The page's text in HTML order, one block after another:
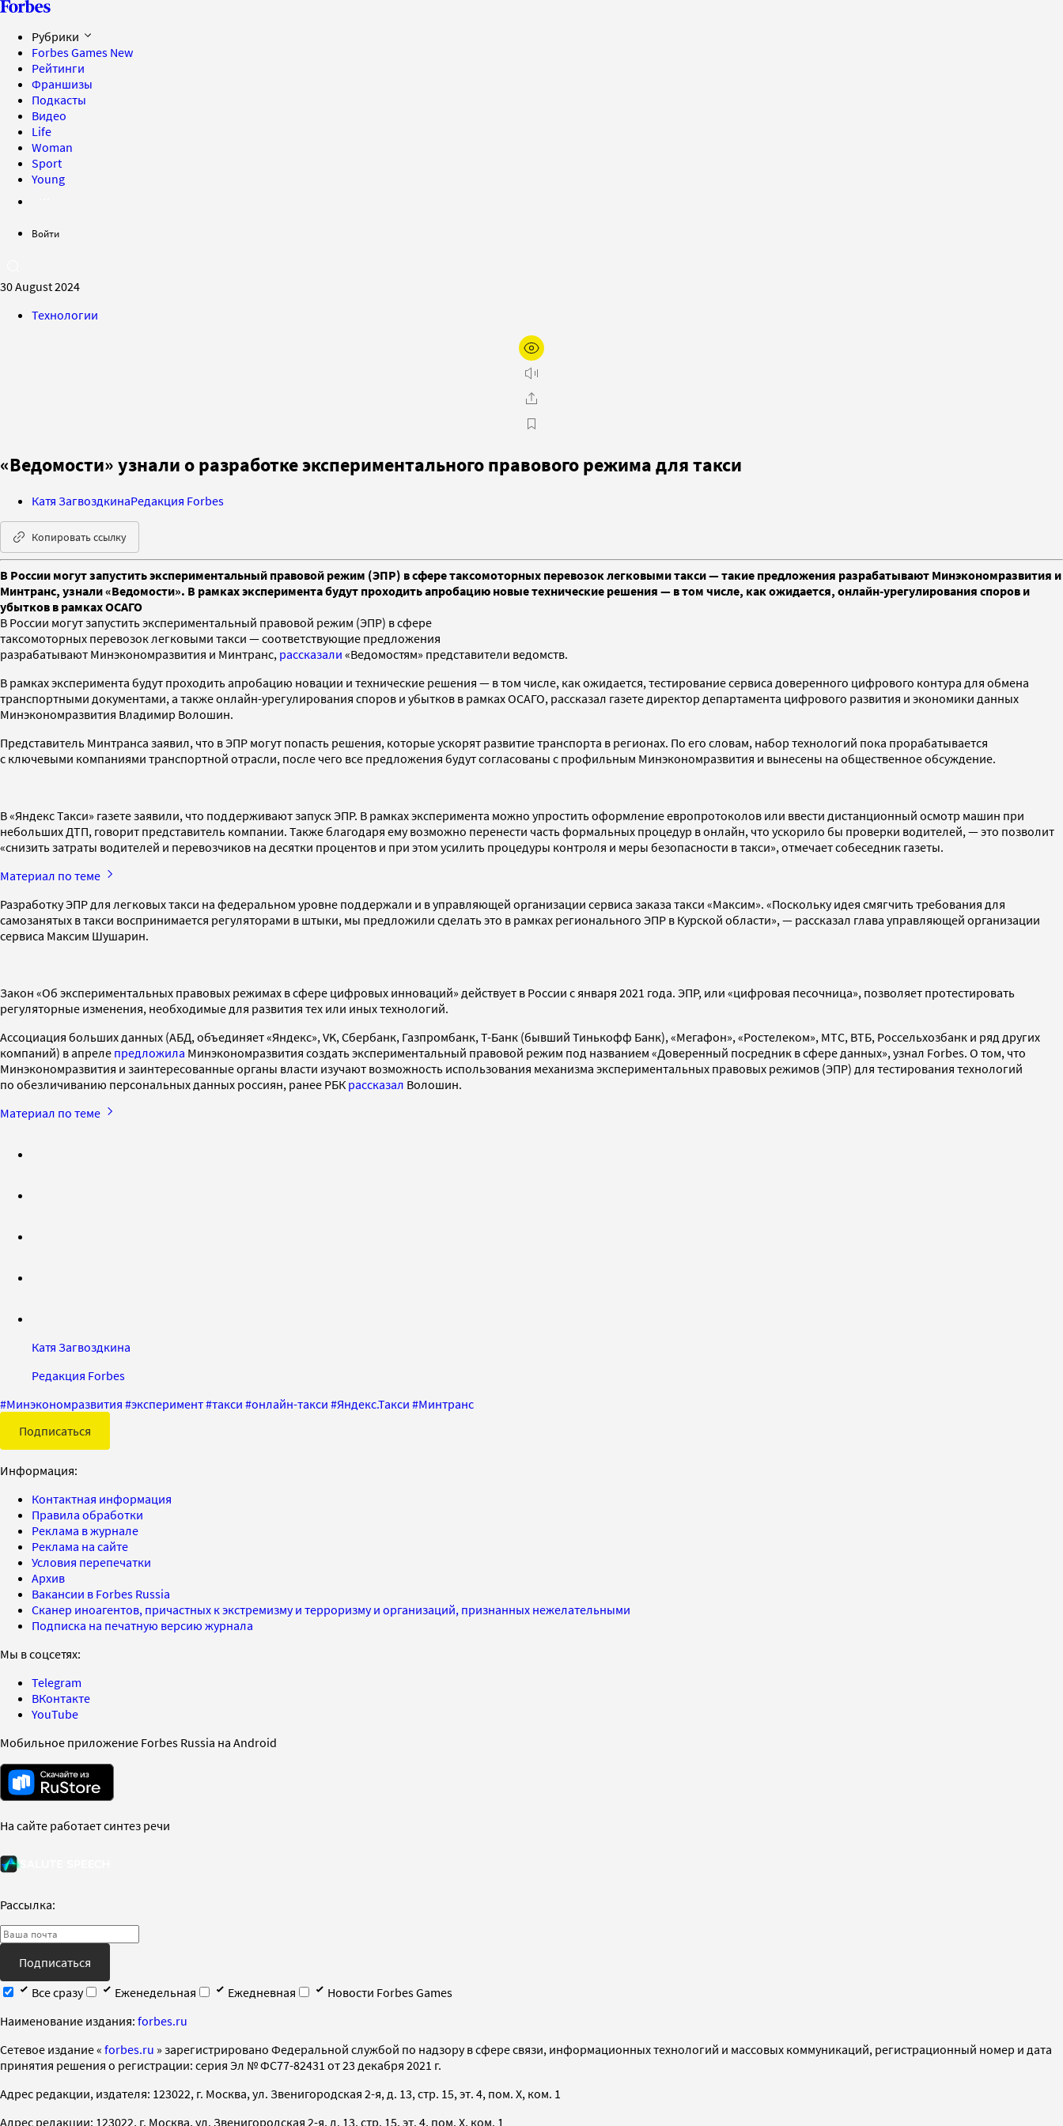
Рубрики
Forbes Games New
Рейтинги
Франшизы
Подкасты
Видео
Life
Woman
Sport
Young
Войти
30 August 2024
Технологии
«Ведомости» узнали о разработке экспериментального правового режима для такси
Катя ЗагвоздкинаРедакция Forbes
Копировать ссылку
В России могут запустить экспериментальный правовой режим (ЭПР) в сфере таксомоторных перевозок легковыми такси — такие предложения разрабатывают Минэкономразвития и
Минтранс, узнали «Ведомости». В рамках эксперимента будут проходить апробацию новые технические решения — в том числе, как ожидается, онлайн-урегулирования споров и
убытков в рамках ОСАГО
В России могут запустить экспериментальный правовой режим (ЭПР) в сфере
таксомоторных перевозок легковыми такси — соответствующие предложения
разрабатывают Минэкономразвития и Минтранс, рассказали «Ведомостям» представители ведомств.
В рамках эксперимента будут проходить апробацию новации и технические решения — в том числе, как ожидается, тестирование сервиса доверенного цифрового контура для обмена
транспортными документами, а также онлайн-урегулирования споров и убытков в рамках ОСАГО, рассказал газете директор департамента цифрового развития и экономики данных
Минэкономразвития Владимир Волошин.
Представитель Минтранса заявил, что в ЭПР могут попасть решения, которые ускорят развитие транспорта в регионах. По его словам, набор технологий пока прорабатывается
с ключевыми компаниями транспортной отрасли, после чего все предложения будут согласованы с профильным Минэкономразвития и вынесены на общественное обсуждение.
В «Яндекс Такси» газете заявили, что поддерживают запуск ЭПР. В рамках эксперимента можно упростить оформление европротоколов или ввести дистанционный осмотр машин при
небольших ДТП, говорит представитель компании. Также благодаря ему возможно перенести часть формальных процедур в онлайн, что ускорило бы проверки водителей, — это позволит
«снизить затраты водителей и перевозчиков на десятки процентов и при этом усилить процедуры контроля и меры безопасности в такси», отмечает собеседник газеты.
Материал по теме
Разработку ЭПР для легковых такси на федеральном уровне поддержали и в управляющей организации сервиса заказа такси «Максим». «Поскольку идея смягчить требования для
самозанятых в такси воспринимается регуляторами в штыки, мы предложили сделать это в рамках регионального ЭПР в Курской области», — рассказал глава управляющей организации
сервиса Максим Шушарин.
Закон «Об экспериментальных правовых режимах в сфере цифровых инноваций» действует в России с января 2021 года. ЭПР, или «цифровая песочница», позволяет протестировать
регуляторные изменения, необходимые для развития тех или иных технологий.
Ассоциация больших данных (АБД, объединяет «Яндекс», VK, Сбербанк, Газпромбанк, Т-Банк (бывший Тинькофф Банк), «Мегафон», «Ростелеком», МТС, ВТБ, Россельхозбанк и ряд других
компаний) в апреле предложила Минэкономразвития создать экспериментальный правовой режим под названием «Доверенный посредник в сфере данных», узнал Forbes. О том, что
Минэкономразвития и заинтересованные органы власти изучают возможность использования механизма экспериментальных правовых режимов (ЭПР) для тестирования технологий
по обезличиванию персональных данных россиян, ранее РБК рассказал Волошин.
Материал по теме
Катя Загвоздкина
Редакция Forbes
#Минэкономразвития #эксперимент#такси #онлайн-такси #Яндекс.Такси #Минтранс
Подписаться
Информация:
Контактная информация
Правила обработки
Реклама в журнале
Реклама на сайте
Условия перепечатки
Архив
Вакансии в Forbes Russia
Сканер иноагентов, причастных к экстремизму и терроризму и организаций, признанных нежелательными
Подписка на печатную версию журнала
Мы в соцсетях:
Telegram
ВКонтакте
YouTube
Мобильное приложение Forbes Russia на Android
На сайте работает синтез речи
Рассылка:
Подписаться
Все сразу
Еженедельная Ежедневная
Новости Forbes Games
Наименование издания: forbes.ru
Cетевое издание « forbes.ru » зарегистрировано Федеральной службой по надзору в сфере связи, информационных технологий и массовых коммуникаций, регистрационный номер и дата
принятия решения о регистрации: серия Эл № ФС77-82431 от 23 декабря 2021 г.
Адрес редакции, издателя: 123022, г. Москва, ул. Звенигородская 2-я, д. 13, стр. 15, эт. 4, пом. X, ком. 1
Адрес редакции: 123022, г. Москва, ул. Звенигородская 2-я, д. 13, стр. 15, эт. 4, пом. X, ком. 1